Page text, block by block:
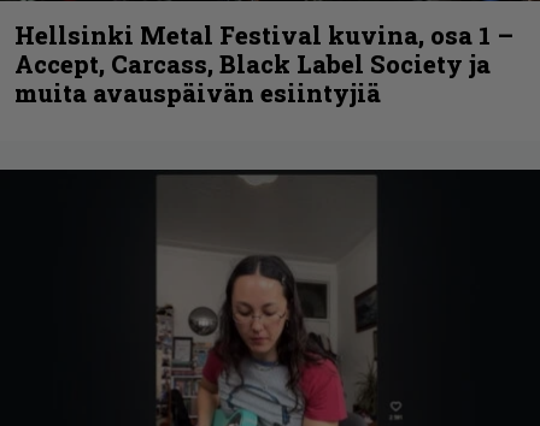
Hellsinki Metal Festival kuvina, osa 1 –
Accept, Carcass, Black Label Society ja
muita avauspäivän esiintyjiä